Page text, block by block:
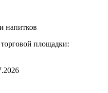
напитков
площадки: